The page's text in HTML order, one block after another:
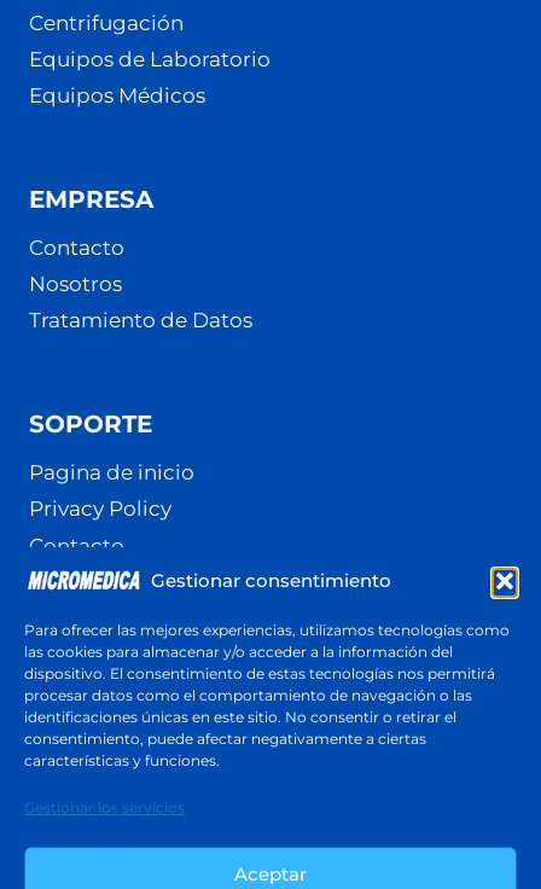
Gestionar consentimiento
Para ofrecer las mejores experiencias, utilizamos tecnologías como
las cookies para almacenar y/o acceder a la información del
dispositivo. El consentimiento de estas tecnologías nos permitirá
procesar datos como el comportamiento de navegación o las
identificaciones únicas en este sitio. No consentir o retirar el
consentimiento, puede afectar negativamente a ciertas
características y funciones.
Gestionar los servicios
Aceptar
Centrifugación
Equipos de Laboratorio
Equipos Médicos
EMPRESA
Contacto
Nosotros
Tratamiento de Datos
SOPORTE
Pagina de inicio
Privacy Policy
Contacto
Terminos y Condiciones
Política de cookies (UE)
Cotización
Respuesta en menos de 24 horas